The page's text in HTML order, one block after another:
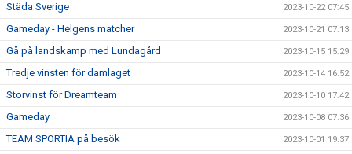
Städa Sverige 2023-10-22 07:45
Gameday - Helgens matcher 2023-10-21 07:13
Gå på landskamp med Lundagård 2023-10-15 15:29
Tredje vinsten för damlaget 2023-10-14 16:52
Storvinst för Dreamteam 2023-10-10 17:42
Gameday 2023-10-08 07:36
TEAM SPORTIA på besök 2023-10-01 19:37